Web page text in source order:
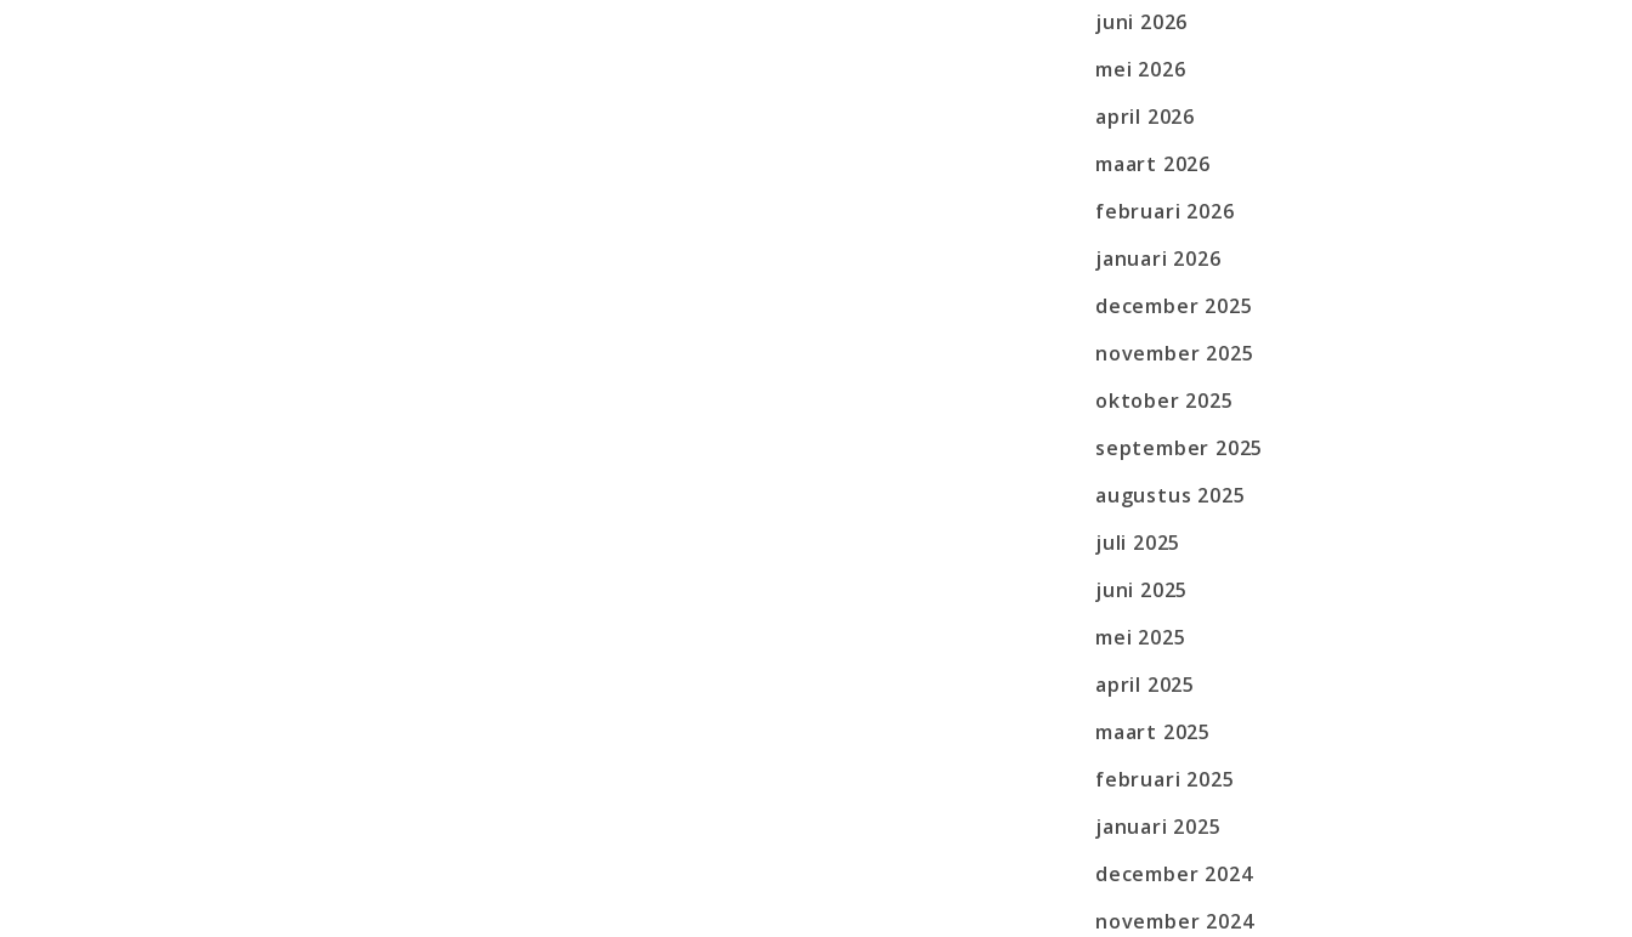
juni 2026
mei 2026
april 2026
maart 2026
februari 2026
januari 2026
december 2025
november 2025
oktober 2025
september 2025
augustus 2025
juli 2025
juni 2025
mei 2025
april 2025
maart 2025
februari 2025
januari 2025
december 2024
november 2024